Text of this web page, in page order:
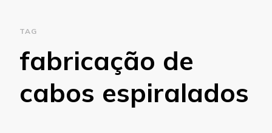
TAG
fabricação de
cabos espiralados